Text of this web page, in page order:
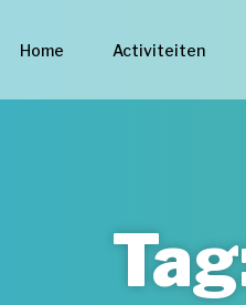
Home Activiteiten